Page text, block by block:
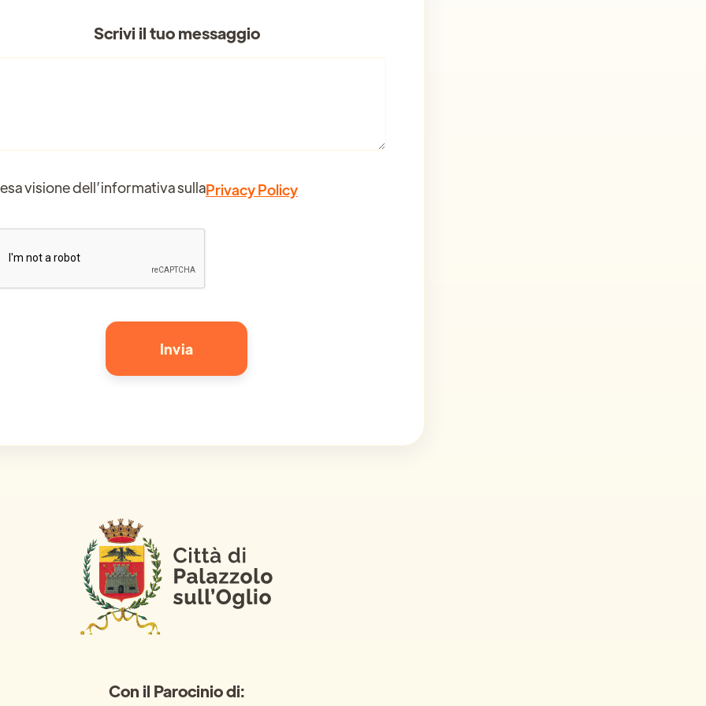
Scrivi il tuo messaggio
visione dell’informativa sullaPrivacy Policy
Con il Parocinio di: